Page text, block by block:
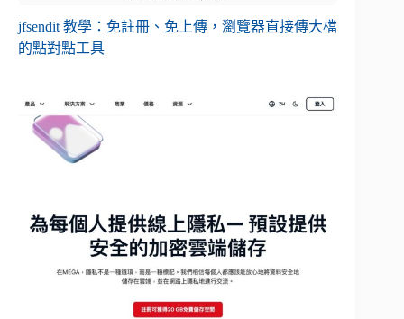
jfsendit 教學：免註冊、免上傳，瀏覽器直接傳大檔
的點對點工具